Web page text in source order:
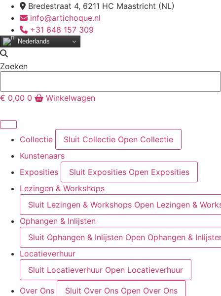
naar
inhoud
Bredestraat 4, 6211 HC Maastricht (NL)
info@artichoque.nl
+31 648 157 309
Nederlands
Zoeken
€ 0,00 0 Winkelwagen
Collectie Sluit Collectie Open Collectie
Kunstenaars
Exposities
Sluit Exposities Open Exposities
Lezingen & Workshops
Sluit Lezingen & Workshops Open Lezingen &
Ophangen & Inlijsten
Sluit Ophangen & Inlijsten Open Ophangen &
Locatieverhuur
Sluit Locatieverhuur Open Locatieverhuur
Over Ons Sluit Over Ons Open Over Ons